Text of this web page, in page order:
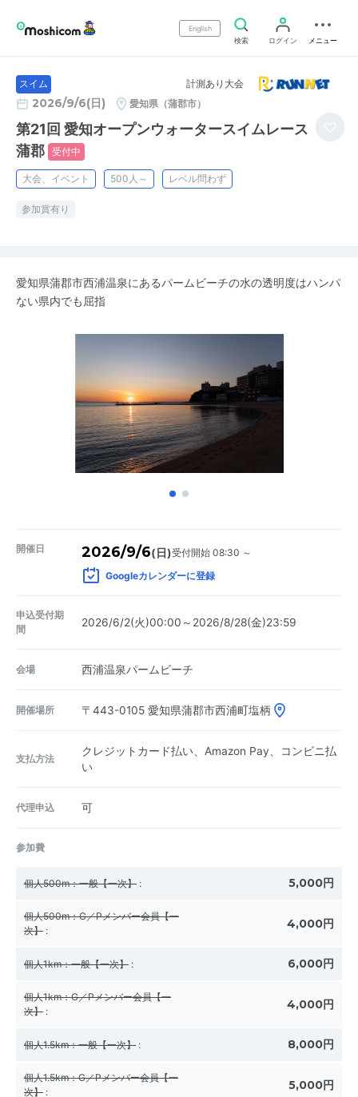
English
検索
ログイン メニュー
スイム 計測あり大会
2026/9/6(日) 愛知県（蒲郡市）
第21回 愛知オープンウォータースイムレース
蒲郡 受付中
大会、イベント 500人～ レベル問わず
参加賞有り
愛知県蒲郡市西浦温泉にあるパームビーチの水の透明度はハンパ
ない県内でも屈指
開催日 2026/9/6(日)受付開始 08:30 ～
Googleカレンダーに登録
申込受付期
間
2026/6/2(火)00:00～2026/8/28(金)23:59
会場 西浦温泉パームビーチ
開催場所 〒443-0105 愛知県蒲郡市西浦町塩柄
支払方法
クレジットカード払い、Amazon Pay、コンビニ払
い
代理申込 可
参加費
個人500m：一般【一次】 : 5,000円
個人500m：G／Pメンバー会員【一
次】 : 4,000円
個人1km：一般【一次】 : 6,000円
個人1km：G／Pメンバー会員【一
次】 : 4,000円
個人1.5km：一般【一次】 : 8,000円
個人1.5km：G／Pメンバー会員【一
次】 : 5,000円